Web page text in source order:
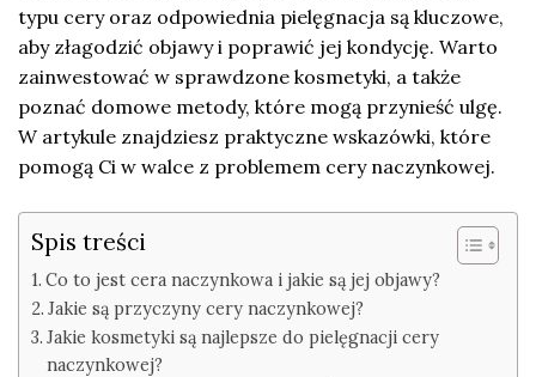
typu cery oraz odpowiednia pielęgnacja są kluczowe,
aby złagodzić objawy i poprawić jej kondycję. Warto
zainwestować w sprawdzone kosmetyki, a także
poznać domowe metody, które mogą przynieść ulgę.
W artykule znajdziesz praktyczne wskazówki, które
pomogą Ci w walce z problemem cery naczynkowej.
Spis treści
Co to jest cera naczynkowa i jakie są jej objawy?
Jakie są przyczyny cery naczynkowej?
Jakie kosmetyki są najlepsze do pielęgnacji cery
naczynkowej?